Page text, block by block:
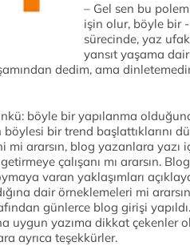
– Gel sen bu
işin olur, böyle bir
sürecinde, yaz ufak
yansıt yaşama
dedim, ama
böyle bir yapılanma
böylesi bir trend başlattıklarını
ararsın, blog yazanlara yazı
çalışanı mı ararsın.
varan yaklaşımları
dair örneklemeleri mi
günlerce blog girişi
uygun yazıma dikkat çekenler
ayrıca teşekkürler.